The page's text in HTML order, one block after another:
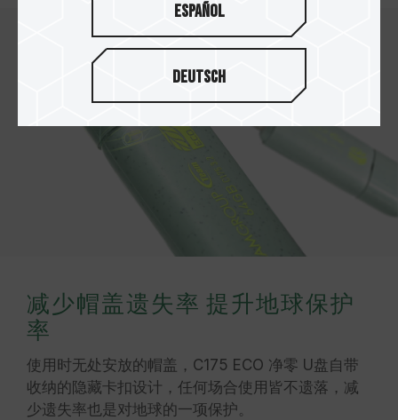
减少帽盖遗失率 提升地球保护
率
使用时无处安放的帽盖，C175 ECO 净零 U盘自带
收纳的隐藏卡扣设计，任何场合使用皆不遗落，减
少遗失率也是对地球的一项保护。
Español
Deutsch